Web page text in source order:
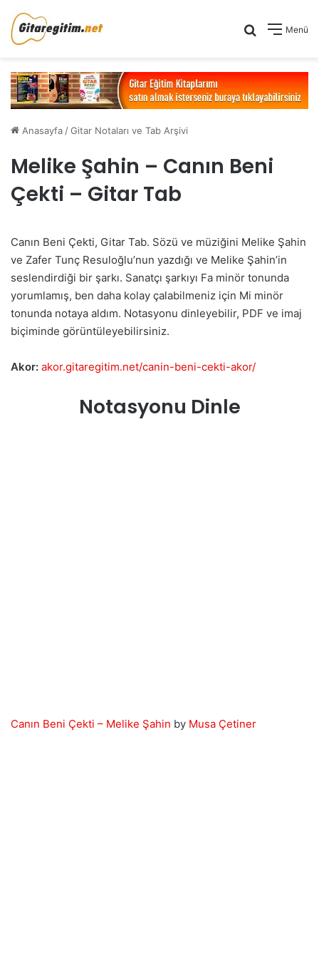
Menü
Arama yap
Anasayfa /Gitar Notaları ve Tab Arşivi
Melike Şahin – Canın Beni
Çekti – Gitar Tab
Canın Beni Çekti, Gitar Tab. Sözü ve müziğini Melike Şahin
ve Zafer Tunç Resuloğlu’nun yazdığı ve Melike Şahin’in
seslendirdiği bir şarkı. Sanatçı şarkıyı Fa minör tonunda
yorumlamış, ben daha kolay çalabilmeniz için Mi minör
tonunda notaya aldım. Notasyonu dinleyebilir, PDF ve imaj
biçiminde görüntüleyebilirsiniz.
Akor: akor.gitaregitim.net/canin-beni-cekti-akor/
Notasyonu Dinle
Canın Beni Çekti – Melike Şahin by Musa Çetiner